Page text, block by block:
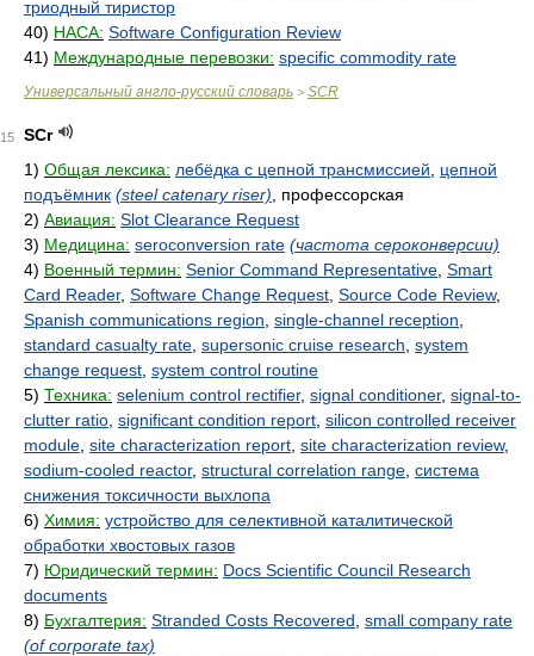
триодный тиристор
40) НАСА: Software Configuration Review
41) Международные перевозки: specific commodity rate
Универсальный англо-русский словарь > SCR
15
SCr
1) Общая лексика: лебёдка с цепной трансмиссией
цепной
подъёмник (steel catenary riser) , профессорская
2) Авиация: Slot Clearance Request
3) Медицина: seroconversion rate (частота сероконверсии)
4) Военный термин: Senior Command Representative Smart
Card Reader, Software Change Request Source Code Review,
Spanish communications region single-channel reception
standard casualty rate supersonic cruise research system
change request system control routine
5) Техника: selenium control rectifier, signal conditioner, signal-to-
clutter ratio significant condition report silicon controlled receiver
module site characterization report site characterization review,
sodium-cooled reactor, structural correlation range система
снижения токсичности выхлопа
6) Химия: устройство для селективной каталитической
обработки хвостовых газов
7) Юридический термин: Docs Scientific Council Research
documents
8) Бухгалтерия: Stranded Costs Recovered small company rate
(of corporate tax)